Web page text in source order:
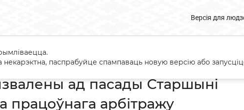
Версія для
ад пасады Старшыні Рэспубліканскага працоўнага
ад пасады Старшыні
працоўнага арбітражу
паспрабуйце спампаваць новую версію або